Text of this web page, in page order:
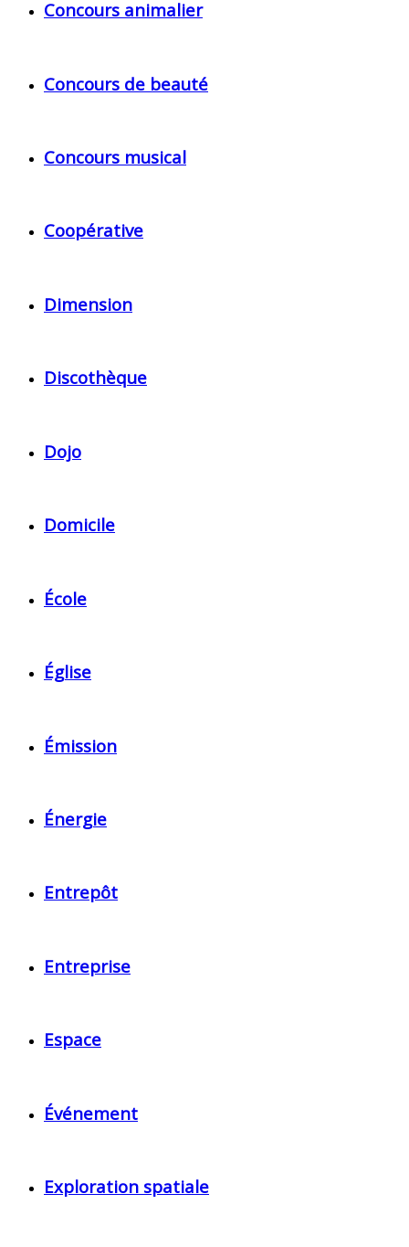
Concours animalier
Concours de beauté
Concours musical
Coopérative
Dimension
Discothèque
Dojo
Domicile
École
Église
Émission
Énergie
Entrepôt
Entreprise
Espace
Événement
Exploration spatiale